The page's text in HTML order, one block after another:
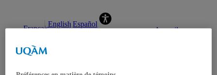
Français
English Español
Accueil